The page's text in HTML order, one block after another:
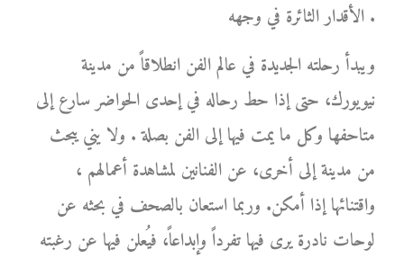
الأقدار الثائرة في وجهه .
ويبدأ رحلته الجديدة في عالم الفن انطلاقاً من مدينة
نيويورك، حتى إذا حط رحاله في إحدى الحواضر سارع إلى
متاحفها وكل ما يمت فيها إلى الفن بصلة . ولا يني يبحث
من مدينة إلى أخرى، عن الفنانين لمشاهدة أعمالهم ،
واقتنائها إذا أمكن. وربما استعان بالصحف في بحثه عن
لوحات نادرة يرى فيها تفرداً وإبداعاً، فيُعلن فيها عن رغبته